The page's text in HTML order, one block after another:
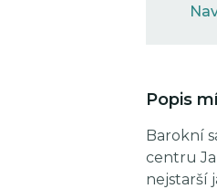
Popis
Barokní
centru
nejstarší